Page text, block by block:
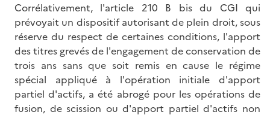
Corrélativement, l'article 210 B bis du CGI qui
prévoyait un dispositif autorisant de plein droit, sous
réserve du respect de certaines conditions, l'apport
des titres grevés de l'engagement de conservation de
trois ans sans que soit remis en cause le régime
spécial appliqué à l'opération initiale d'apport
partiel d'actifs, a été abrogé pour les opérations de
fusion, de scission ou d'apport partiel d'actifs non